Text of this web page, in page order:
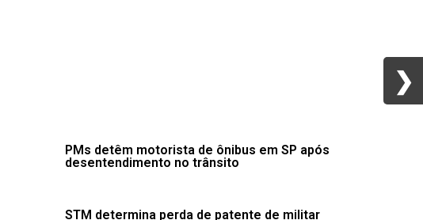
PMs detêm motorista de ônibus em SP após
desentendimento no trânsito
STM determina perda de patente de militar
❯
❯